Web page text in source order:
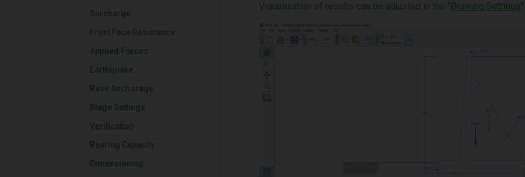
Surcharge
Front Face Resistance
Applied Forces
Earthquake
Base Anchorage
Stage Settings
Verification
Bearing Capacity
Dimensioning
Visualization of results can be adjusted in the "Drawing Settings